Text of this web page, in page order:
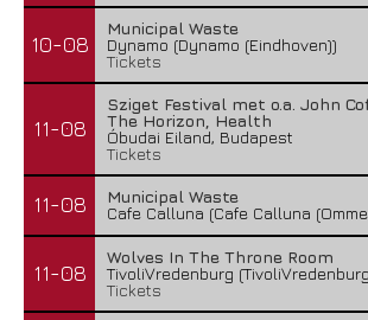
10-08
Municipal Waste
Dynamo (Dynamo (Eindhoven))
Tickets
11-08
Sziget Festival met o.a. John
The Horizon, Health
Óbudai Eiland, Budapest
Tickets
11-08
Municipal Waste
Cafe Calluna (Cafe Calluna
11-08
Wolves In The Throne Room
TivoliVredenburg
Tickets